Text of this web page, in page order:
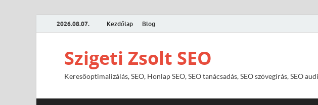
2026.08.07. Kezdőlap Blog
Szigeti Zsolt SEO
Keresőoptimalizálás, SEO, Honlap SEO, SEO tanácsadás, SEO szövegírás, SEO